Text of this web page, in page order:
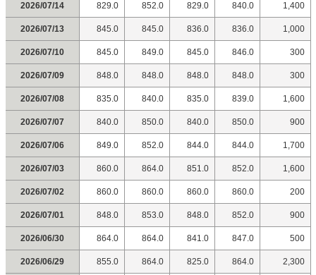
2026/07/14 829.0 852.0 829.0 840.0 1,400
2026/07/13 845.0 845.0 836.0 836.0 1,000
2026/07/10 845.0 849.0 845.0 846.0 300
2026/07/09 848.0 848.0 848.0 848.0 300
2026/07/08 835.0 840.0 835.0 839.0 1,600
2026/07/07 840.0 850.0 840.0 850.0 900
2026/07/06 849.0 852.0 844.0 844.0 1,700
2026/07/03 860.0 864.0 851.0 852.0 1,600
2026/07/02 860.0 860.0 860.0 860.0 200
2026/07/01 848.0 853.0 848.0 852.0 900
2026/06/30 864.0 864.0 841.0 847.0 500
2026/06/29 855.0 864.0 825.0 864.0 2,300